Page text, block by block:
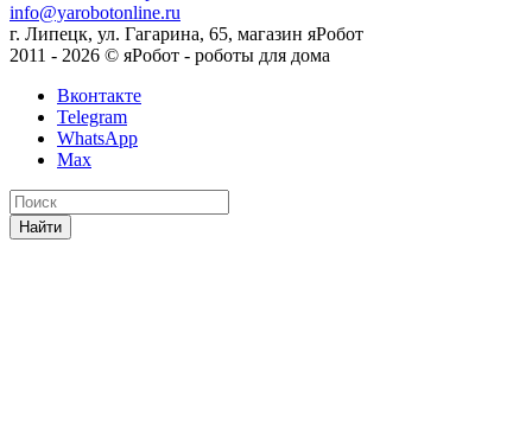
info@yarobotonline.ru
г. Липецк, ул. Гагарина, 65, магазин яРобот
2011 - 2026 © яРобот - роботы для дома
Вконтакте
Telegram
WhatsApp
Max
Найти